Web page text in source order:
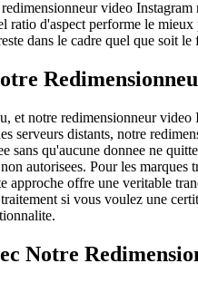
video
d'aspect performe le
dans le cadre quel que
notre redimensionneur
serveurs distants, notre
sans qu'aucune donnee ne
autorisees. Pour les
offre une veritable
si vous voulez une
Notre